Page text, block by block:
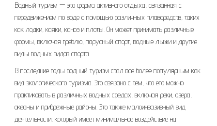
Водный туризм — это форма активного отдыха, связанная с
передвижением по воде с помощью различных плавсредств, таких
как лодки, каяки, каноэ и плоты. Он может принимать различные
формы, включая греблю, парусный спорт, водные лыжи и другие
виды водных видов спорта.
В последние годы водный туризм стал все более популярным как
вид экологического туризма. Это связано с тем, что его можно
практиковать в различных водных средах, включая реки, озера,
океаны и прибрежные районы. Это также малоинвазивный вид
деятельности, который имеет минимальное воздействие на